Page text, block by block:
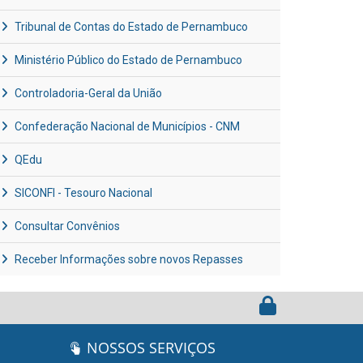
Tribunal de Contas do Estado de Pernambuco
Ministério Público do Estado de Pernambuco
Controladoria-Geral da União
Confederação Nacional de Municípios - CNM
QEdu
SICONFI - Tesouro Nacional
Consultar Convênios
Receber Informações sobre novos Repasses
NOSSOS SERVIÇOS